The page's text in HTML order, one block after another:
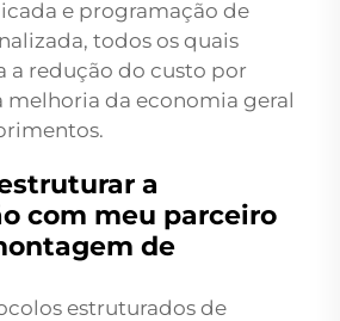
e programação de
todos os quais
a redução do custo por
melhoria da economia geral
a
com meu parceiro
de
estruturados de